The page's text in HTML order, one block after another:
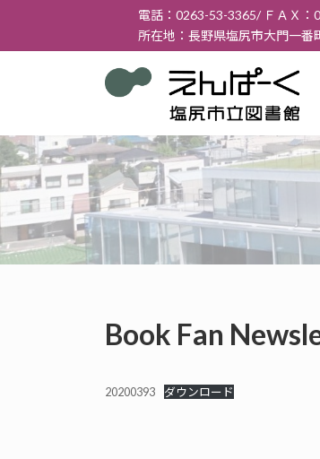
テ
ス
キ
ッ
ゲ
ン
に
移
電話：0263-53-3365/ ＦＡＸ：
所在地：長野県塩尻市大門一
Book Fan
20200393 ダウンロード